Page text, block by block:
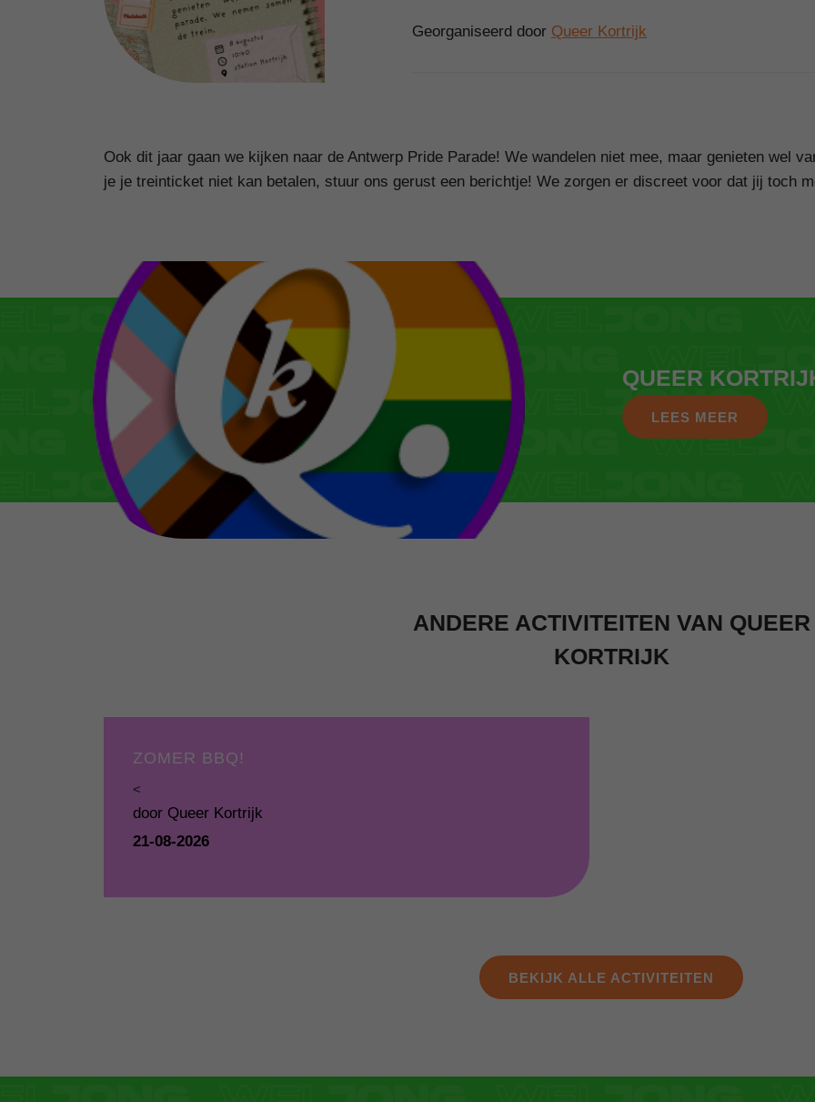
Georganiseerd door Queer Kortrijk
Ook dit jaar gaan we kijken naar de Antwerp Pride Parade! We wandelen niet mee, maar genieten wel
je je treinticket niet kan betalen, stuur ons gerust een berichtje! We zorgen er discreet voor dat jij toch
QUEER
LEES MEER
ANDERE ACTIVITEITEN VAN QUEER
KORTRIJK
ZOMER BBQ!
<
door Queer Kortrijk
21-08-2026
BEKIJK ALLE ACTIVITEITEN